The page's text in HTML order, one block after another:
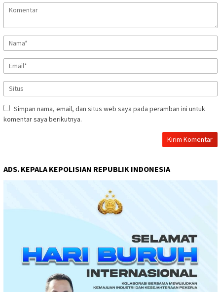
Simpan nama, email, dan situs web saya pada peramban ini untuk
komentar saya berikutnya.
ADS. KEPALA KEPOLISIAN REPUBLIK INDONESIA